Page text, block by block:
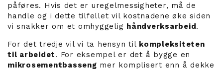
påføres. Hvis det er uregelmessigheter, må de
handle og i dette tilfellet vil kostnadene øke siden
vi snakker om et omhyggelig håndverksarbeid.
For det tredje vil vi ta hensyn til kompleksiteten
til arbeidet. For eksempel er det å bygge en
mikrosementbasseng mer komplisert enn å dekke